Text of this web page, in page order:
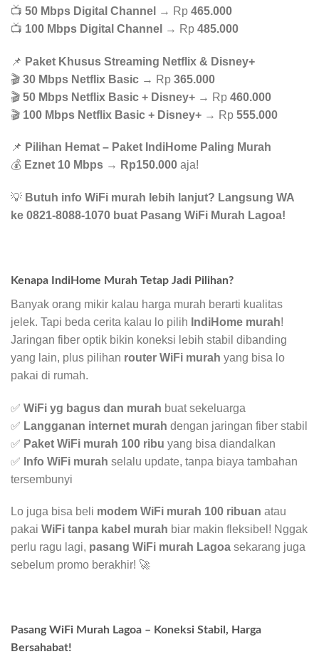
📺 50 Mbps Digital Channel → Rp 465.000
📺 100 Mbps Digital Channel → Rp 485.000
📌 Paket Khusus Streaming Netflix & Disney+
🎬 30 Mbps Netflix Basic → Rp 365.000
🎬 50 Mbps Netflix Basic + Disney+ → Rp 460.000
🎬 100 Mbps Netflix Basic + Disney+ → Rp 555.000
📌 Pilihan Hemat – Paket IndiHome Paling Murah
💰 Eznet 10 Mbps → Rp150.000 aja!
💡 Butuh info WiFi murah lebih lanjut? Langsung WA
ke 0821-8088-1070 buat Pasang WiFi Murah Lagoa!
Kenapa IndiHome Murah Tetap Jadi Pilihan?
Banyak orang mikir kalau harga murah berarti kualitas
jelek. Tapi beda cerita kalau lo pilih IndiHome murah!
Jaringan fiber optik bikin koneksi lebih stabil dibanding
yang lain, plus pilihan router WiFi murah yang bisa lo
pakai di rumah.
✅ WiFi yg bagus dan murah buat sekeluarga
✅ Langganan internet murah dengan jaringan fiber stabil
✅ Paket WiFi murah 100 ribu yang bisa diandalkan
✅ Info WiFi murah selalu update, tanpa biaya tambahan
tersembunyi
Lo juga bisa beli modem WiFi murah 100 ribuan atau
pakai WiFi tanpa kabel murah biar makin fleksibel! Nggak
perlu ragu lagi, pasang WiFi murah Lagoa sekarang juga
sebelum promo berakhir! 🚀
Pasang WiFi Murah Lagoa – Koneksi Stabil, Harga
Bersahabat!